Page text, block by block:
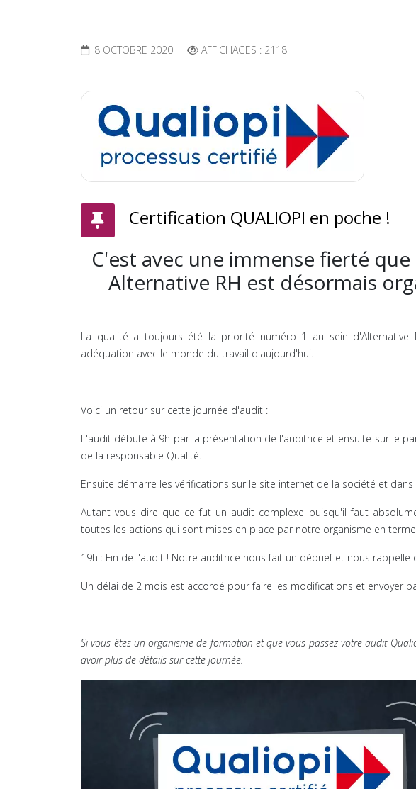
8 OCTOBRE 2020 AFFICHAGES : 2118
Certification QUALIOPI en poche !
C'est avec une immense fierté
Alternative RH est désormais
La qualité a toujours été la priorité numéro 1 au sein
adéquation avec le monde du travail d'aujourd'hui.
Voici un retour sur cette journée d'audit :
L'audit débute à 9h par la présentation de l'auditrice et ensuite sur le
de la responsable Qualité.
Ensuite démarre les vérifications sur le site internet de la société et
Autant vous dire que ce fut un audit complexe puisqu'il faut
toutes les actions qui sont mises en place par notre organisme en terme
19h : Fin de l'audit ! Notre auditrice nous fait un débrief et nous rappelle
Un délai de 2 mois est accordé pour faire les modifications et envoyer
Si vous êtes un organisme de formation et que vous passez votre audit
avoir plus de détails sur cette journée.